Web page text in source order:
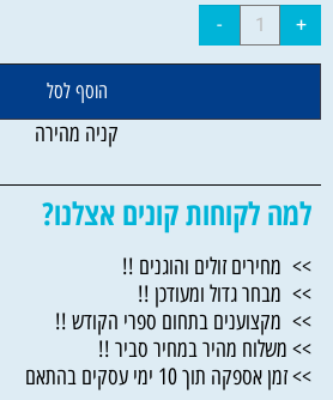
הוסף לסל
קניה מהירה
למה לקוחות קונים אצלנו?
>> מחירים זולים והוגנים !!
>> מבחר גדול ומעודכן !!
>> מקצוענים בתחום ספרי הקודש !!
>> משלוח מהיר במחיר סביר !!
>> זמן אספקה תוך 10 ימי עסקים בהתאם לתקנון החנות